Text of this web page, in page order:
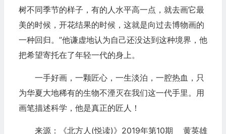
树不同季节的样子，有的人水平高一点，就去画它最
美的时候，开花结果的时候，这就是向过去博物画的
一种回归。”他谦虚地认为自己还没达到这种境界，他
把希望寄托在了年轻一代的身上。
一手好画，一颗匠心，一生淡泊，一腔热血，只
为华夏大地稀有的生物不湮灭在我们这一代手里。用
画笔描述科学，他是真正的匠人！
来源：《北方人(悦读)》2019年第10期 黄英雄